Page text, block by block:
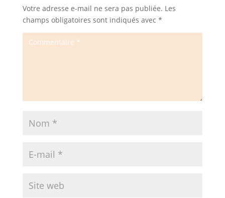
Votre adresse e-mail ne sera pas publiée. Les
champs obligatoires sont indiqués avec *